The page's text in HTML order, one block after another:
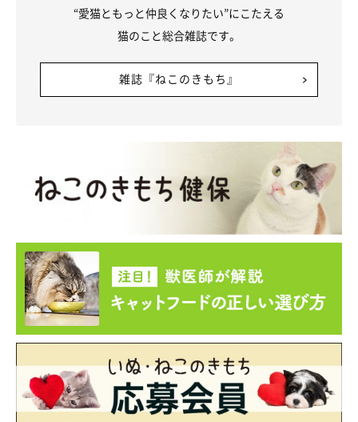
“愛猫ともっと仲良くなりたい”にこたえる
猫のこと総合雑誌です。
雑誌『ねこのきもち』